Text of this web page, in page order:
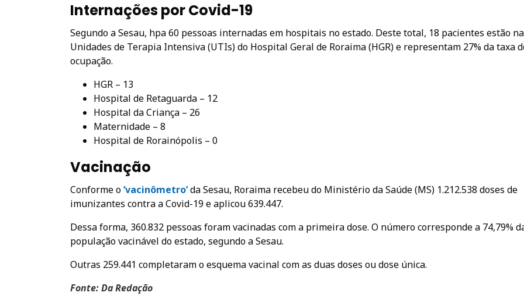
Internações por Covid-19
Segundo a Sesau, hpa 60 pessoas internadas em hospitais no estado. Deste total, 18 pacientes estão
Unidades de Terapia Intensiva (UTIs) do Hospital Geral de Roraima (HGR) e representam 27% da taxa
ocupação.
HGR – 13
Hospital de Retaguarda – 12
Hospital da Criança – 26
Maternidade – 8
Hospital de Rorainópolis – 0
Vacinação
Conforme o‘vacinômetro’da Sesau, Roraima recebeu do Ministério da Saúde (MS) 1.212.538 doses de
imunizantes contra a Covid-19 e aplicou 639.447.
Dessa forma, 360.832 pessoas foram vacinadas com a primeira dose. O número corresponde a 74,79%
população vacinável do estado, segundo a Sesau.
Outras 259.441 completaram o esquema vacinal com as duas doses ou dose única.
Fonte: Da Redação